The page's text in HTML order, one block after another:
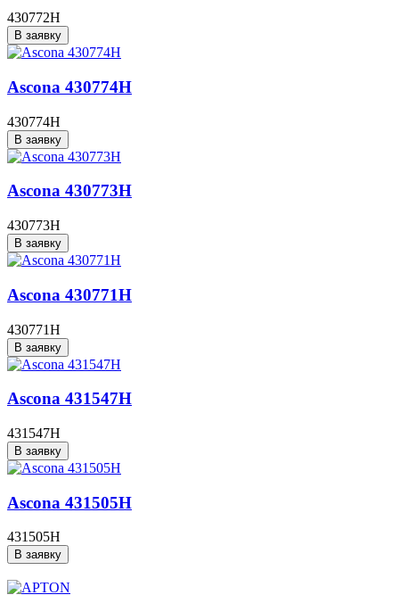
430772H
В заявку
Ascona 430774H
430774H
В заявку
Ascona 430773H
430773H
В заявку
Ascona 430771H
430771H
В заявку
Ascona 431547H
431547H
В заявку
Ascona 431505H
431505H
В заявку